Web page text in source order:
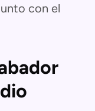
con el